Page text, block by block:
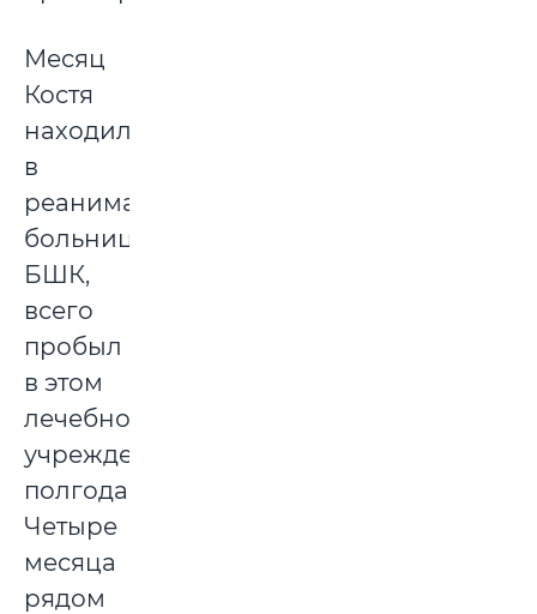
Месяц
Костя
находился
в
реанимации
больницы
БШК,
всего
пробыл
в этом
лечебном
учреждении
полгода.
Четыре
месяца
рядом